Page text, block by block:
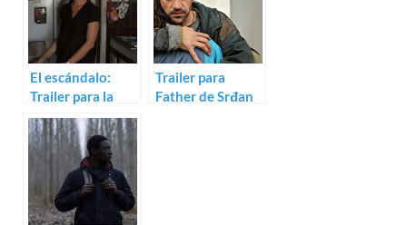
El escándalo:
Trailer para la
serbia Stitches
Trailer para
Father de Srđan